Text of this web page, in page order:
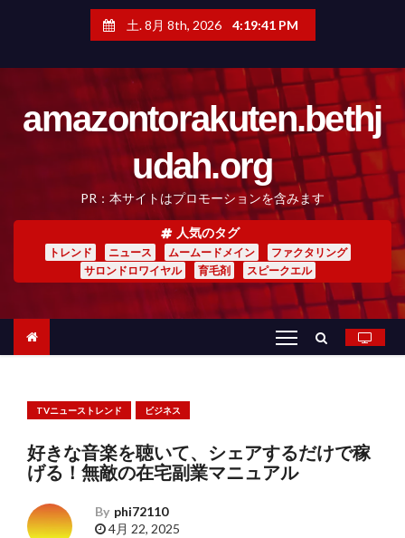
土. 8月 8th, 2026 4:19:42 PM
amazontorakuten.bethj
udah.org
PR：本サイトはプロモーションを含みます
人気のタグ
トレンド ニュース ムームードメイン
ファクタリング
サロンドロワイヤル
育毛剤 スピークエル
TVニューストレンド ビジネス
好きな音楽を聴いて、シェアするだけで稼
げる！無敵の在宅副業マニュアル
By phi72110
4月 22, 2025